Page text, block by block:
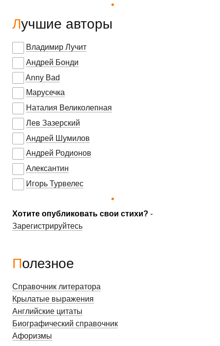
Лучшие авторы
Владимир Лучит
Андрей Бонди
Anny Bad
Марусечка
Наталия Великолепная
Лев Зазерский
Андрей Шумилов
Андрей Родионов
Алексантин
Игорь Турвелес
Хотите опубликовать свои стихи? -
Зарегистрируйтесь
Полезное
Справочник литератора
Крылатые выражения
Английские цитаты
Биографический справочник
Афоризмы